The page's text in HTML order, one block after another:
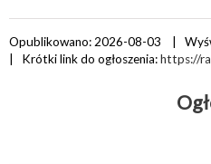
Opublikowano: 2026-08-03 |
| Krótki link do ogłoszenia:https://